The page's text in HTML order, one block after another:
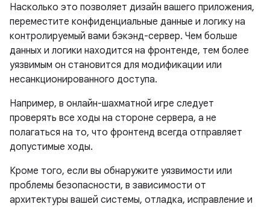
Насколько это позволяет дизайн вашего приложения,
переместите конфиденциальные данные и логику на
контролируемый вами бэкэнд-сервер. Чем больше
данных и логики находится на фронтенде, тем более
уязвимым он становится для модификации или
несанкционированного доступа.
Например, в онлайн-шахматной игре следует
проверять все ходы на стороне сервера, а не
полагаться на то, что фронтенд всегда отправляет
допустимые ходы.
Кроме того, если вы обнаружите уязвимости или
проблемы безопасности, в зависимости от
архитектуры вашей системы, отладка, исправление и